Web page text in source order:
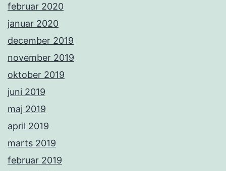
februar 2020
januar 2020
december 2019
november 2019
oktober 2019
juni 2019
maj 2019
april 2019
marts 2019
februar 2019